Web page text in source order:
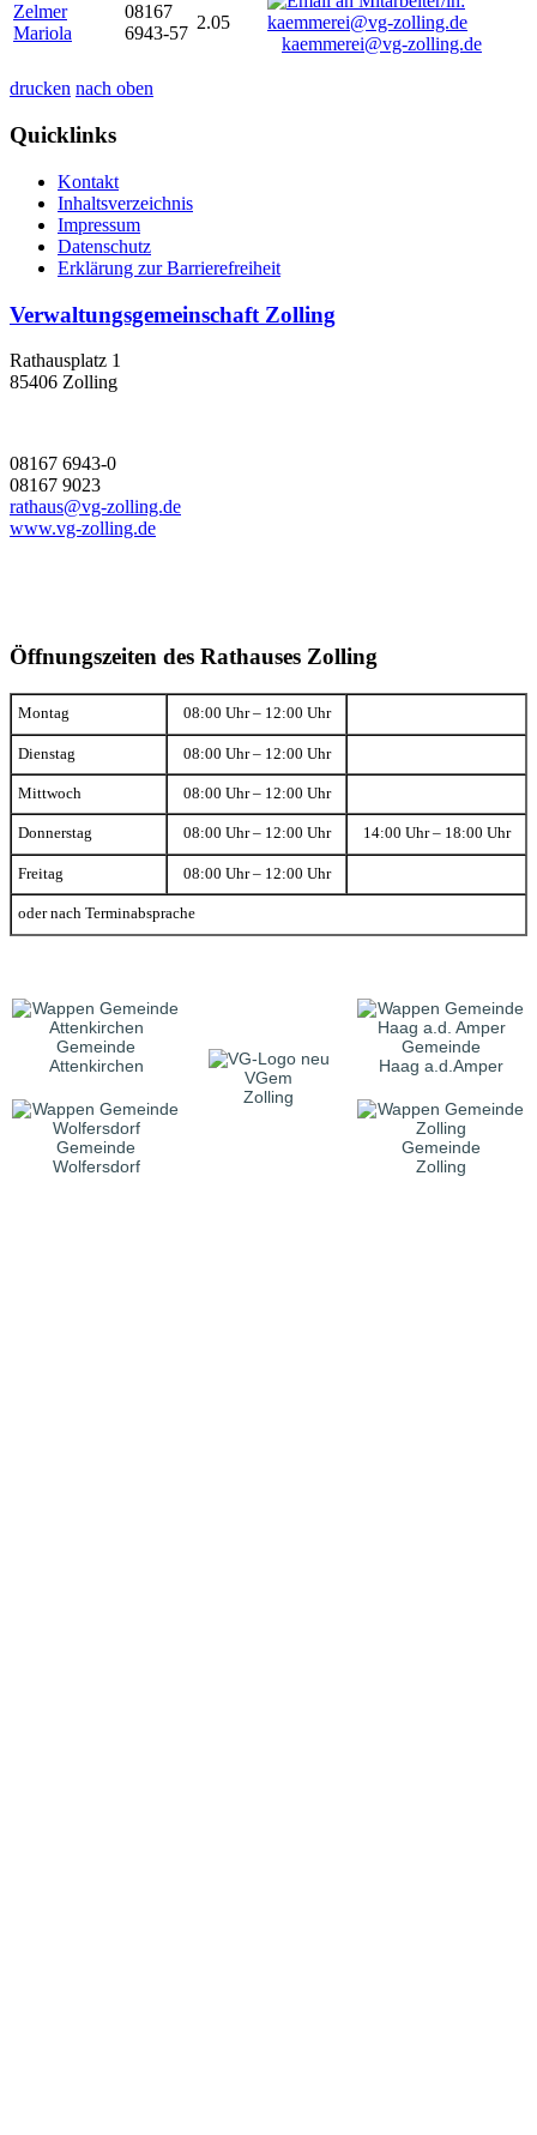
Zelmer
Mariola
08167
6943-57
2.05
kaemmerei@vg-zolling.de
drucken nach oben
Quicklinks
Kontakt
Inhaltsverzeichnis
Impressum
Datenschutz
Erklärung zur Barrierefreiheit
Verwaltungsgemeinschaft Zolling
Rathausplatz 1
85406 Zolling
08167 6943-0
08167 9023
rathaus@vg-zolling.de
www.vg-zolling.de
Öffnungszeiten des Rathauses Zolling
Montag 08:00 Uhr – 12:00 Uhr
Dienstag 08:00 Uhr – 12:00 Uhr
Mittwoch 08:00 Uhr – 12:00 Uhr
Donnerstag 08:00 Uhr – 12:00 Uhr 14:00 Uhr – 18:00 Uhr
Freitag 08:00 Uhr – 12:00 Uhr
oder nach Terminabsprache
Gemeinde
Attenkirchen
VGem
Zolling
Gemeinde
Haag a.d.Amper
Gemeinde
Wolfersdorf
Gemeinde
Zolling